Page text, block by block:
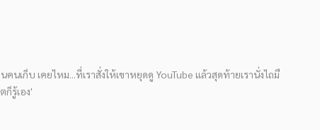
นเก็บ เคยไหม...ที่เราสั่งให้เขาหยุดดู YouTube แล้วสุดท้ายเรานั่งไถมื
ก็รู้เอง'